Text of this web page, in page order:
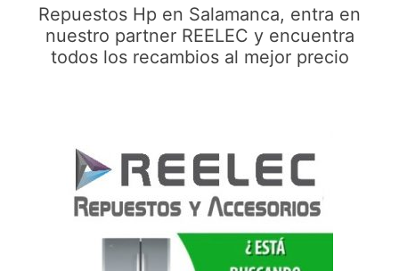
Repuestos Hp en Salamanca, entra en
nuestro partner REELEC y encuentra
todos los recambios al mejor precio